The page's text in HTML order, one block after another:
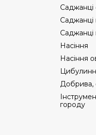
Саджанці
Саджанці
Саджанці
Насіння
Насіння
Добрива,
городу